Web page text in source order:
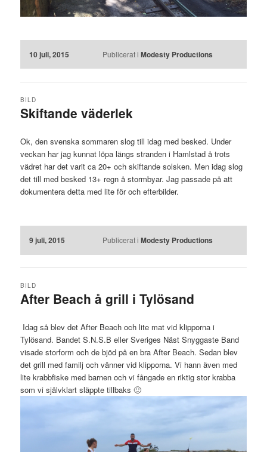
10 juli, 2015 Publicerat i Modesty Productions
Skiftande väderlek
BILD
Ok, den svenska sommaren slog till idag med besked. Under
veckan har jag kunnat löpa längs stranden i Hamlstad å trots
vädret har det varit ca 20+ och skiftande solsken. Men idag slog
det till med besked 13+ regn å stormbyar. Jag passade på att
dokumentera detta med lite för och efterbilder.
9 juli, 2015 Publicerat i Modesty Productions
After Beach å grill i Tylösand
BILD
Idag så blev det After Beach och lite mat vid klipporna i
Tylösand. Bandet S.N.S.B eller Sveriges Näst Snyggaste Band
visade storform och de bjöd på en bra After Beach. Sedan blev
det grill med familj och vänner vid klipporna. Vi hann även med
lite krabbfiske med barnen och vi fångade en riktig stor krabba
som vi självklart släppte tillbaks 🙂